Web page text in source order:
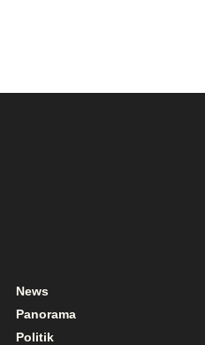
News
Panorama
Politik